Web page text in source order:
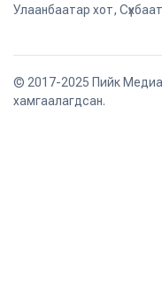
Улаанбаатар хот,
© 2017-2025 Пийк Медиа
хамгаалагдсан.